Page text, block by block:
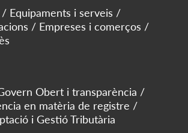
Equipaments i serveis
Empreses i comerços
Obert i transparència
en matèria de registre
i Gestió Tributària